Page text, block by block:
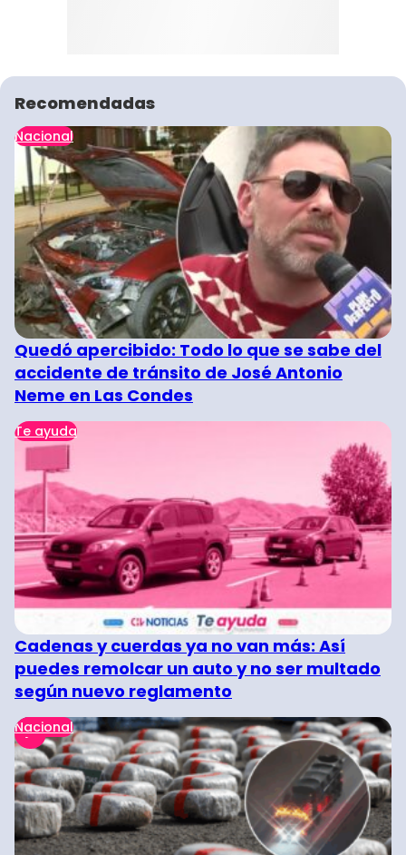
Recomendadas
Nacional
Quedó apercibido: Todo lo que se sabe del
accidente de tránsito de José Antonio
Neme en Las Condes
Te ayuda
Cadenas y cuerdas ya no van más: Así
puedes remolcar un auto y no ser multado
según nuevo reglamento
Nacional